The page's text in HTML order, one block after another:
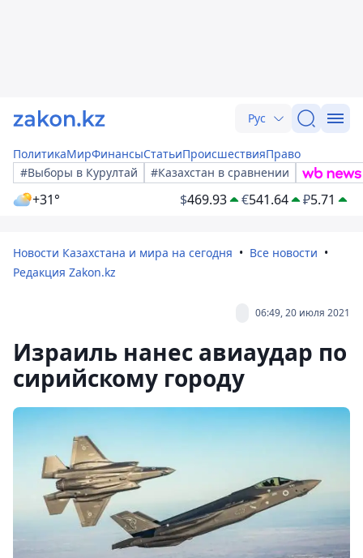
Рус
ПолитикаМирФинансыСтатьиПроисшествияПраво
#Выборы в Курултай
#Казахстан в сравнении
+31° $469.93 €541.64 ₽5.71
Новости Казахстана и мира на сегодня
Все новости
Редакция Zakon.kz
06:49, 20 июля 2021
Израиль нанес авиаудар по
сирийскому городу